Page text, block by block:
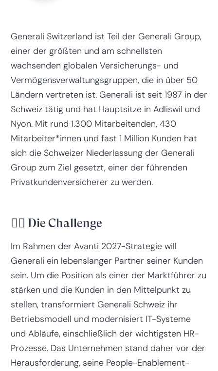
Generali Switzerland ist Teil der Generali Group,
einer der größten und am schnellsten
wachsenden globalen Versicherungs- und
Vermögensverwaltungsgruppen, die in über 50
Ländern vertreten ist. Generali ist seit 1987 in der
Schweiz tätig und hat Hauptsitze in Adliswil und
Nyon. Mit rund 1.300 Mitarbeitenden, 430
Mitarbeiter*innen und fast 1 Million Kunden hat
sich die Schweizer Niederlassung der Generali
Group zum Ziel gesetzt, einer der führenden
Privatkundenversicherer zu werden.
😮‍💨 Die Challenge
Im Rahmen der Avanti 2027-Strategie will
Generali ein lebenslanger Partner seiner Kunden
sein. Um die Position als einer der Marktführer zu
stärken und die Kunden in den Mittelpunkt zu
stellen, transformiert Generali Schweiz ihr
Betriebsmodell und modernisiert IT-Systeme
und Abläufe, einschließlich der wichtigsten HR-
Prozesse. Das Unternehmen stand daher vor der
Herausforderung, seine People-Enablement-